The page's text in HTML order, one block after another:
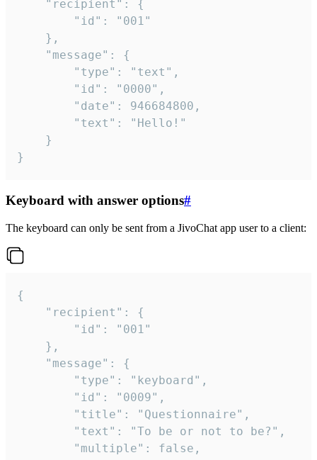
}
Keyboard with answer options#
The keyboard can only be sent from a JivoChat app user to a client:
{